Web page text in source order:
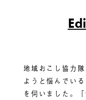
地域おこし協力
ようと悩んでい
を伺いました。